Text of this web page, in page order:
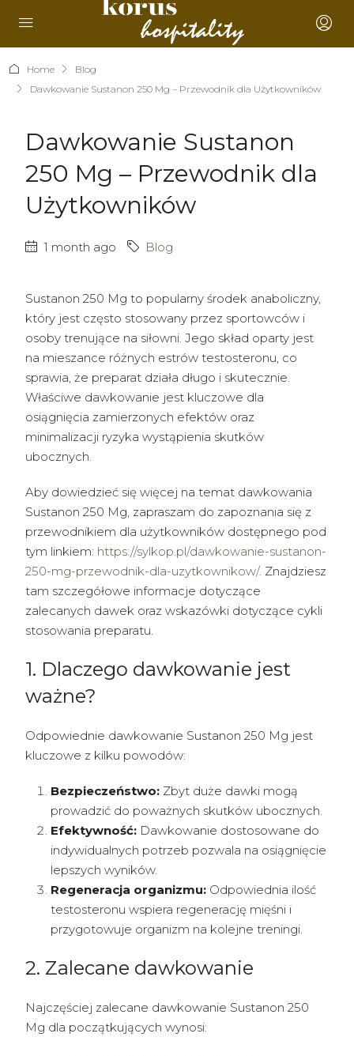
Home
Blog
Dawkowanie Sustanon 250 Mg – Przewodnik dla Użytkowników
Dawkowanie Sustanon
250 Mg – Przewodnik dla
Użytkowników
1 month ago Blog
Sustanon 250 Mg to popularny środek anaboliczny,
który jest często stosowany przez sportowców i
osoby trenujące na siłowni. Jego skład oparty jest
na mieszance różnych estrów testosteronu, co
sprawia, że preparat działa długo i skutecznie.
Właściwe dawkowanie jest kluczowe dla
osiągnięcia zamierzonych efektów oraz
minimalizacji ryzyka wystąpienia skutków
ubocznych.
Aby dowiedzieć się więcej na temat dawkowania
Sustanon 250 Mg, zapraszam do zapoznania się z
przewodnikiem dla użytkowników dostępnego pod
tym linkiem: https://sylkop.pl/dawkowanie-sustanon-
250-mg-przewodnik-dla-uzytkownikow/. Znajdziesz
tam szczegółowe informacje dotyczące
zalecanych dawek oraz wskazówki dotyczące cykli
stosowania preparatu.
1. Dlaczego dawkowanie jest
ważne?
Odpowiednie dawkowanie Sustanon 250 Mg jest
kluczowe z kilku powodów:
Bezpieczeństwo: Zbyt duże dawki mogą
prowadzić do poważnych skutków ubocznych.
Efektywność: Dawkowanie dostosowane do
indywidualnych potrzeb pozwala na osiągnięcie
lepszych wyników.
Regeneracja organizmu: Odpowiednia ilość
testosteronu wspiera regenerację mięśni i
przygotowuje organizm na kolejne treningi.
2. Zalecane dawkowanie
Najczęściej zalecane dawkowanie Sustanon 250
Mg dla początkujących wynosi: